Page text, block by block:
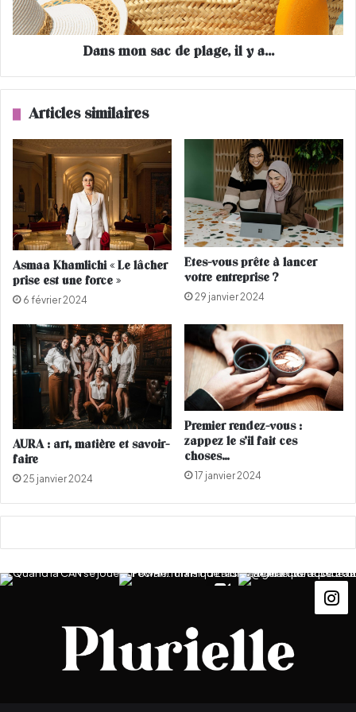
C
h
u
s
a
l
g
y
a
.
.
.
Dans mon sac de plage, il y a...
Articles similaires
Asmaa Khamlichi « Le lâcher
prise est une force »
6 février 2024
Etes-vous prête à lancer
votre entreprise ?
29 janvier 2024
AURA : art, matière et savoir-
faire
25 janvier 2024
Premier rendez-vous :
zappez le s’il fait ces
choses…
17 janvier 2024